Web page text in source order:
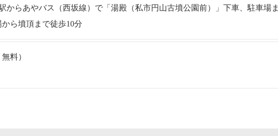
からあやバス（西坂線）で「湯殿（私市円山古墳公園前）」下車、駐車場ま
ら墳頂まで徒歩10分
料）